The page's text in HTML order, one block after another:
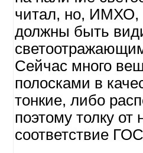
читал, но, ИМХО,
должны быть
Сейчас много
полосками в
тонкие, либо
поэтому толку от
соответствие